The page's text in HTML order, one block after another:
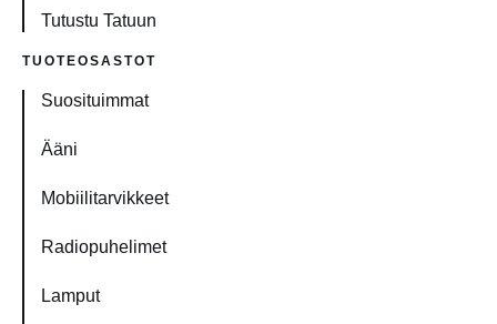
Tutustu Tatuun
TUOTEOSASTOT
Suosituimmat
Ääni
Mobiilitarvikkeet
Radiopuhelimet
Lamput